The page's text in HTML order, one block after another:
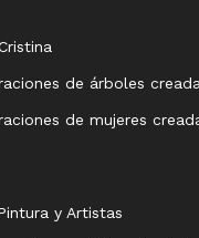
de árboles
de mujeres
y Artistas